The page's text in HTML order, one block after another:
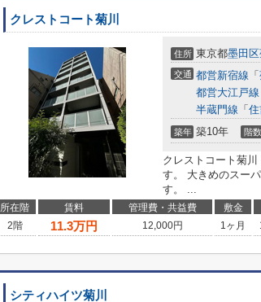
クレストコート菊川
住所 東京都墨田区
交通 都営新宿線 「
都営大江戸線
半蔵門線 「
築年 築10年 階数
クレストコート菊
す。 大きめのスー
す。 ...
所在階 賃料 管理費・共益費 敷金
2階
11.3万円 12,000円 1ヶ月
シティハイツ菊川